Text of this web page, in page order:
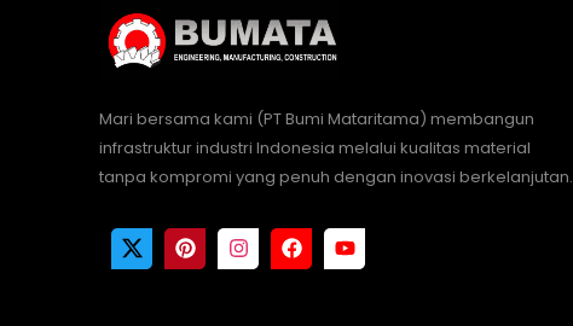
Mari bersama kami (PT Bumi Mataritama) membangun
infrastruktur industri Indonesia melalui kualitas material
tanpa kompromi yang penuh dengan inovasi berkelanjutan.